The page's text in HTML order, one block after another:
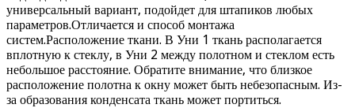
универсальный вариант, подойдет для штапиков любых
параметров.Отличается и способ монтажа
систем.Расположение ткани. В Уни 1 ткань располагается
вплотную к стеклу, в Уни 2 между полотном и стеклом есть
небольшое расстояние. Обратите внимание, что близкое
расположение полотна к окну может быть небезопасным. Из-
за образования конденсата ткань может портиться.